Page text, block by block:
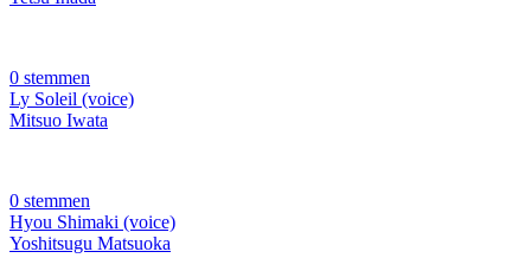
0 stemmen
Ly Soleil (voice)
Mitsuo Iwata
0 stemmen
Hyou Shimaki (voice)
Yoshitsugu Matsuoka